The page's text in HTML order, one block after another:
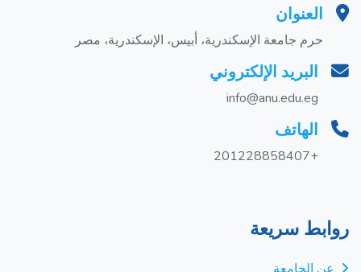
العنوان
حرم جامعة الإسكندرية، أبيس، الإسكندرية، مصر
البريد الإلكتروني
info@anu.edu.eg
الهاتف
+201228858407
روابط سريعة